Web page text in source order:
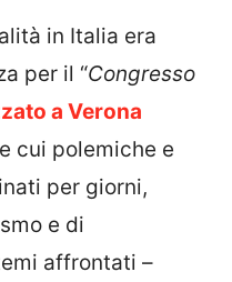
in Italia era
per il “Congresso
a Verona
cui polemiche e
per giorni,
e di
affrontati –